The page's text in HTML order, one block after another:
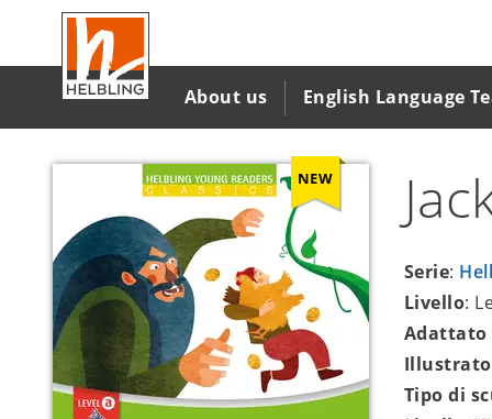
contenuto
principale
About us English Language
NEW
Serie:
Livello:
Adattato
Tipo di